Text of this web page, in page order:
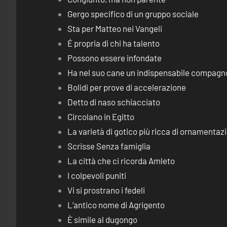
Gergo specifico di un gruppo sociale
Sta per Matteo nei Vangeli
É propria di chi ha talento
Possono essere infondate
Ha nel suo cane un indispensabile
Bolidi per prove di accelerazione
Detto di naso schiacciato
Circolano in Egitto
La varietà di gotico più ricca di
Scrisse Senza famiglia
La città che ci ricorda Amleto
I colpevoli puniti
Vi si prostrano i fedeli
L’antico nome di Agrigento
È simile al dugongo